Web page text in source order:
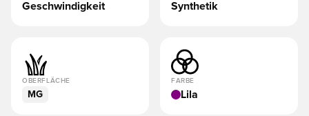
Geschwindigkeit Synthetik
OBERFLÄCHE
MG
FARBE
Lila